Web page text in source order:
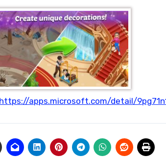
https://apps.microsoft.com/detail/